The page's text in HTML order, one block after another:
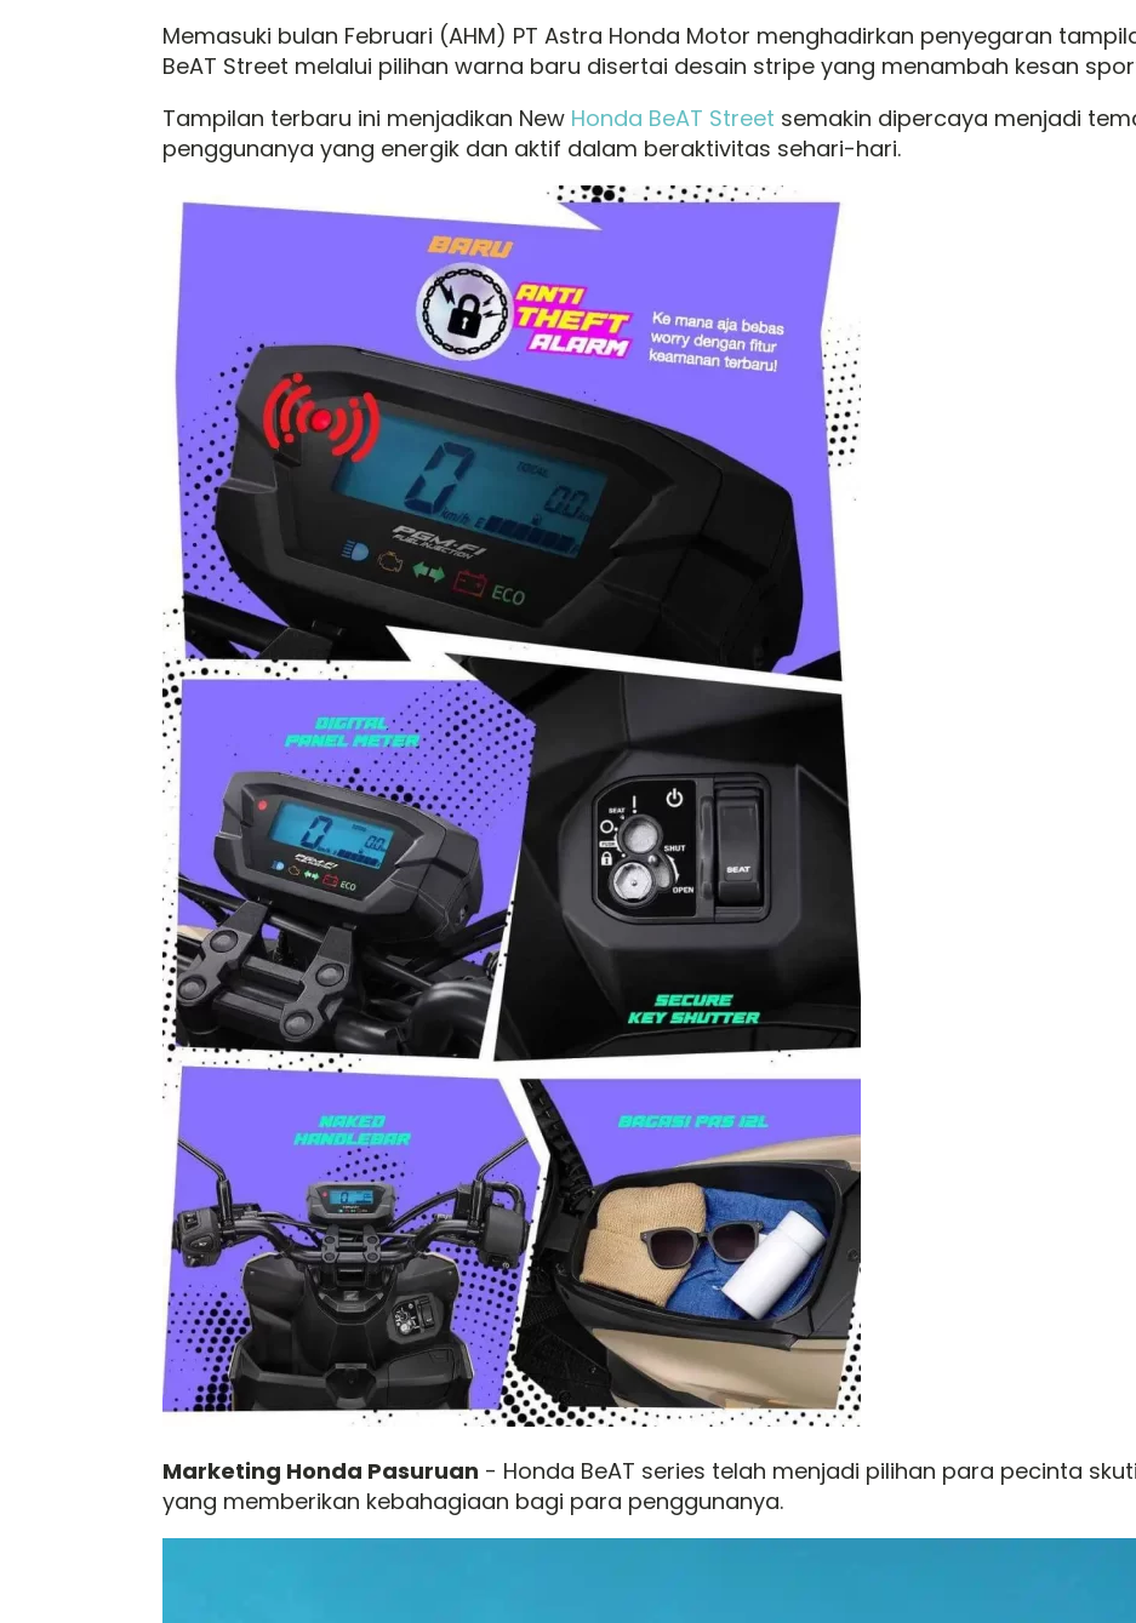
Memasuki bulan Februari (AHM) PT Astra Honda Motor menghadirkan penyegaran
BeAT Street melalui pilihan warna baru disertai desain stripe yang menambah kesan
Tampilan terbaru ini menjadikan New Honda BeAT Street semakin dipercaya menjadi
penggunanya yang energik dan aktif dalam beraktivitas sehari-hari.
Marketing Honda Pasuruan - Honda BeAT series telah menjadi pilihan para pecinta
yang memberikan kebahagiaan bagi para penggunanya.